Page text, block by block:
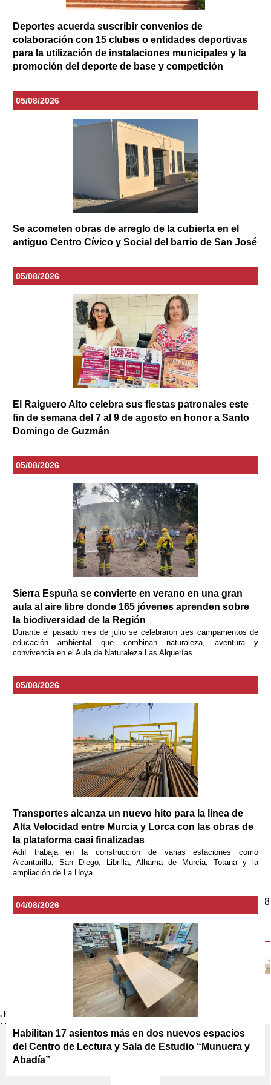
Deportes acuerda suscribir convenios de
colaboración con 15 clubes o entidades deportivas
para la utilización de instalaciones municipales y la
promoción del deporte de base y competición
05/08/2026
Se acometen obras de arreglo de la cubierta en el
antiguo Centro Cívico y Social del barrio de San José
05/08/2026
El Raiguero Alto celebra sus fiestas patronales este
fin de semana del 7 al 9 de agosto en honor a Santo
Domingo de Guzmán
05/08/2026
Sierra Espuña se convierte en verano en una gran
aula al aire libre donde 165 jóvenes aprenden sobre
la biodiversidad de la Región
Durante el pasado mes de julio se celebraron tres campamentos de
educación ambiental que combinan naturaleza, aventura y
convivencia en el Aula de Naturaleza Las Alquerías
05/08/2026
Transportes alcanza un nuevo hito para la línea de
Alta Velocidad entre Murcia y Lorca con las obras de
la plataforma casi finalizadas
Adif trabaja en la construcción de varias estaciones como
Alcantarilla, San Diego, Librilla, Alhama de Murcia, Totana y la
ampliación de La Hoya
04/08/2026
Habilitan 17 asientos más en dos nuevos espacios
del Centro de Lectura y Sala de Estudio “Munuera y
Abadía”